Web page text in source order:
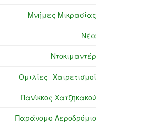
Μνήμες Μικρασίας
Νέα
Ντοκιμαντέρ
Ομιλίες- Χαιρετισμοί
Πανίκκος Χατζηκακού
Παράνομο Αεροδρόμιο